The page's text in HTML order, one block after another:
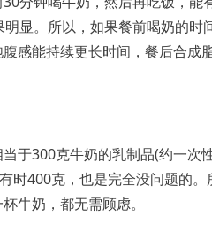
显。所以，如果餐前喝奶的
感能持续更长时间，餐后合
于300克牛奶的乳制品(约一次
时400克，也是完全没问题的
牛奶，都无需顾虑。